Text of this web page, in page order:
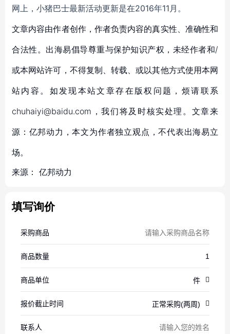
网上，小猪巴士最新活动更新是在2016年11月。
文章内容由作者创作，作者负责内容的真实性、准确性和
合法性。出海易倡导尊重与保护知识产权，未经作者和/
或本网站许可，不得复制、转载、或以其他方式使用本网
站内容。如发现本站文章存在版权问题，烦请联系
chuhaiyi@baidu.com，我们将及时核实处理。文章来
源：亿邦动力，本文为作者独立观点，不代表出海易立
场。
来源： 亿邦动力
填写询价